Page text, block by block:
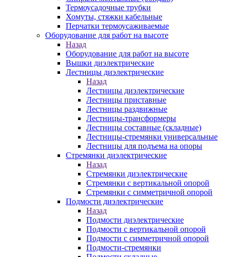
Термоусадочные трубки
Хомуты, стяжки кабельные
Перчатки термоусаживаемые
Оборудование для работ на высоте
Назад
Оборудование для работ на высоте
Вышки диэлектрические
Лестницы диэлектрические
Назад
Лестницы диэлектрические
Лестницы приставные
Лестницы раздвижные
Лестницы-трансформеры
Лестницы составные (складные)
Лестницы-стремянки универсальные
Лестницы для подъема на опоры
Стремянки диэлектрические
Назад
Стремянки диэлектрические
Стремянки с вертикальной опорой
Стремянки с симметричной опорой
Подмости диэлектрические
Назад
Подмости диэлектрические
Подмости с вертикальной опорой
Подмости с симметричной опорой
Подмости-стремянки